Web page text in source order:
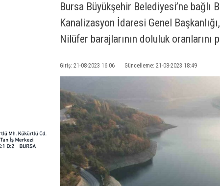
Bursa Büyükşehir Belediyesi’ne bağlı
Kanalizasyon İdaresi Genel
Nilüfer barajlarının doluluk oranlarını
Giriş: 21-08-2023 16:06 Güncelleme: 21-08-2023 18:49